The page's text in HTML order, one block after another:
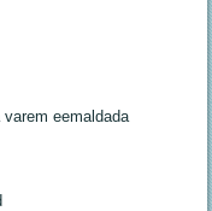
eemaldada